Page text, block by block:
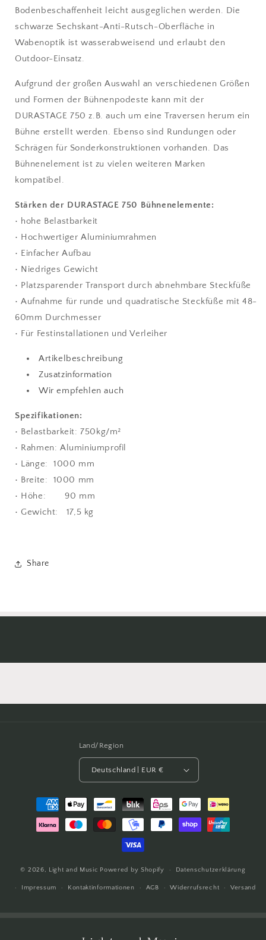
Bodenbeschaffenheit leicht ausgeglichen werden. Die
schwarze Sechskant-Anti-Rutsch-Oberfläche in
Wabenoptik ist wasserabweisend und erlaubt den
Outdoor-Einsatz.
Aufgrund der großen Auswahl an verschiedenen Größen
und Formen der Bühnenpodeste kann mit der
DURASTAGE 750 z.B. auch um eine Traversen herum ein
Bühne erstellt werden. Ebenso sind Rundungen oder
Schrägen für Sonderkonstruktionen vorhanden. Das
Bühnenelement ist zu vielen weiteren Marken
kompatibel.
Stärken der DURASTAGE 750 Bühnenelemente:
• hohe Belastbarkeit
• Hochwertiger Aluminiumrahmen
• Einfacher Aufbau
• Niedriges Gewicht
• Platzsparender Transport durch abnehmbare Steckfüße
• Aufnahme für runde und quadratische Steckfüße mit 48-
60mm Durchmesser
• Für Festinstallationen und Verleiher
Artikelbeschreibung
Zusatzinformation
Wir empfehlen auch
Spezifikationen:
• Belastbarkeit: 750kg/m²
• Rahmen: Aluminiumprofil
• Länge: 1000 mm
• Breite: 1000 mm
• Höhe: 90 mm
• Gewicht: 17,5 kg
Share
Land/Region
Deutschland | EUR €
Zahlungsmethoden
© 2026, Light and Music Powered by Shopify Datenschutzerklärung
Impressum Kontaktinformationen AGB Widerrufsrecht Versand